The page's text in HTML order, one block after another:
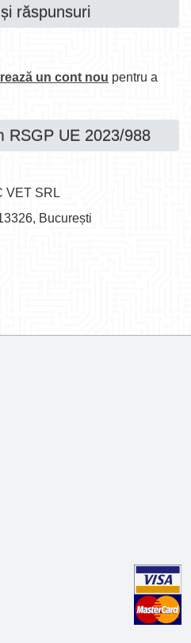
răspunsuri
un cont nou pentru a
RSGP UE 2023/988
VET SRL
București